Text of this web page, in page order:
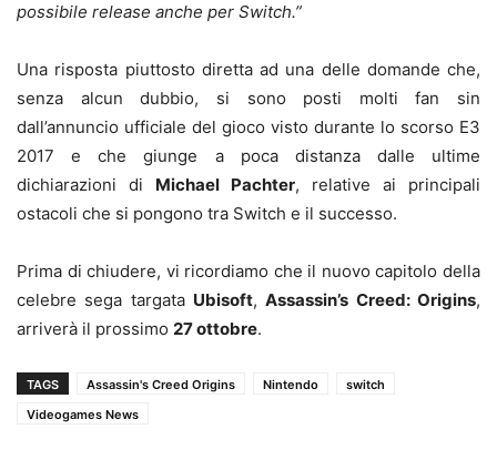
possibile release anche per Switch.”
Una risposta piuttosto diretta ad una delle domande che,
senza alcun dubbio, si sono posti molti fan sin
dall’annuncio ufficiale del gioco visto durante lo scorso E3
2017 e che giunge a poca distanza dalle ultime
dichiarazioni di Michael Pachter, relative ai principali
ostacoli che si pongono tra Switch e il successo.
Prima di chiudere, vi ricordiamo che il nuovo capitolo della
celebre sega targata Ubisoft,Assassin’s Creed: Origins,
arriverà il prossimo 27 ottobre.
TAGS Assassin's Creed Origins Nintendo
switch
Videogames News